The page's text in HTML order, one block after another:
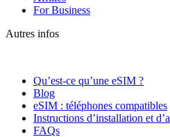
For Business
Autres infos
Qu’est-ce qu’une eSIM ?
Blog
eSIM : téléphones compatibles
Instructions d’installation et
FAQs